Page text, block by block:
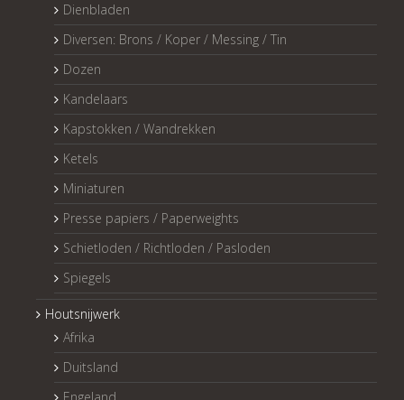
Dienbladen
Diversen: Brons / Koper / Messing / Tin
Dozen
Kandelaars
Kapstokken / Wandrekken
Ketels
Miniaturen
Presse papiers / Paperweights
Schietloden / Richtloden / Pasloden
Spiegels
Houtsnijwerk
Afrika
Duitsland